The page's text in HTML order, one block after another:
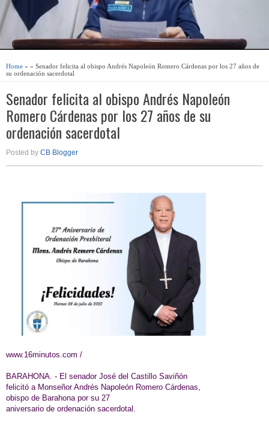
Home » » Senador felicita al obispo Andrés Napoleón Romero Cárdenas por los 27 años de
su ordenación sacerdotal
Senador felicita al obispo Andrés Napoleón
Romero Cárdenas por los 27 años de su
ordenación sacerdotal
Posted by CB Blogger
www.16minutos.com /
BARAHONA. - El senador José del Castillo Saviñón
felicitó a Monseñor Andrés Napoleón Romero Cárdenas,
obispo de Barahona por su 27
aniversario de ordenación sacerdotal.